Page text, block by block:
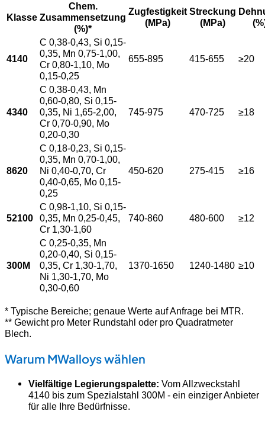
Klasse
Chem.
Zusammensetzung
(%)*
Zugfestigkeit
(MPa)
Streckung
(MPa)
4140
C 0,38-0,43, Si 0,15-
0,35, Mn 0,75-1,00,
Cr 0,80-1,10, Mo
0,15-0,25
655-895 415-655 ≥20
4340
C 0,38-0,43, Mn
0,60-0,80, Si 0,15-
0,35, Ni 1,65-2,00,
Cr 0,70-0,90, Mo
0,20-0,30
745-975 470-725 ≥18
8620
C 0,18-0,23, Si 0,15-
0,35, Mn 0,70-1,00,
Ni 0,40-0,70, Cr
0,40-0,65, Mo 0,15-
0,25
450-620 275-415 ≥16
52100
C 0,98-1,10, Si 0,15-
0,35, Mn 0,25-0,45,
Cr 1,30-1,60
740-860 480-600 ≥12
300M
C 0,25-0,35, Mn
0,20-0,40, Si 0,15-
0,35, Cr 1,30-1,70,
Ni 1,30-1,70, Mo
0,30-0,60
1370-1650 1240-1480 ≥10
* Typische Bereiche; genaue Werte auf Anfrage bei MTR.
** Gewicht pro Meter Rundstahl oder pro Quadratmeter
Blech.
Warum MWalloys wählen
Vielfältige Legierungspalette: Vom Allzweckstahl
4140 bis zum Spezialstahl 300M - ein einziger Anbieter
für alle Ihre Bedürfnisse.